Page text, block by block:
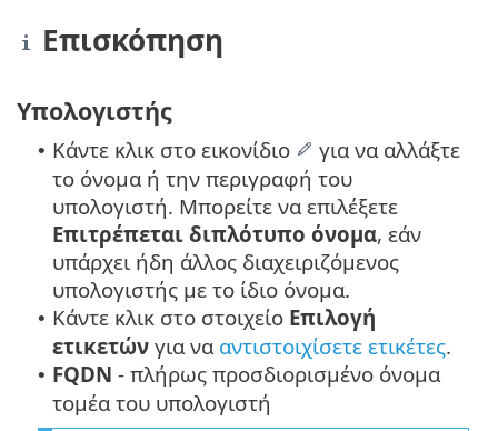
Επισκόπηση
Υπολογιστής
• Κάντε κλικ στο εικονίδιο
για να αλλάξτε
το όνομα ή την περιγραφή του
υπολογιστή. Μπορείτε να επιλέξετε
Επιτρέπεται διπλότυπο όνομα, εάν
υπάρχει ήδη άλλος διαχειριζόμενος
υπολογιστής με το ίδιο όνομα.
• Κάντε κλικ στο στοιχείο Επιλογή
ετικετών για να αντιστοιχίσετε ετικέτες.
• FQDN - πλήρως προσδιορισμένο όνομα
τομέα του υπολογιστή